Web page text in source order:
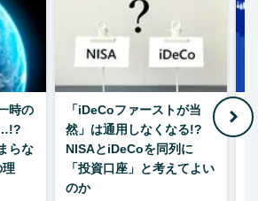
時の
らな
理
「iDeCoファーストが当
然」は通用しなくなる!?
NISAとiDeCoを同列に
「投資口座」と考えてよい
のか